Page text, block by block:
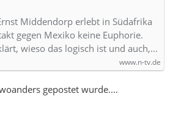
Middendorp erlebt in Südafrika
gegen Mexiko keine Euphorie.
wieso das logisch ist und auch,…
www.n-tv.de
gepostet wurde....